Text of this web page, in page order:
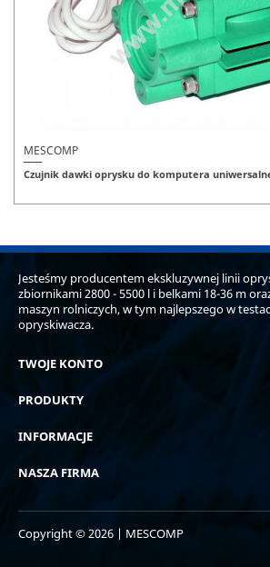
MESCOMP
Czujnik dawki oprysku do komputera
Jesteśmy producentem ekskluzywnej linii
zbiornikami 2800 - 5500 l i belkami 18-36 m
maszyn rolniczych, w tym najlepszego w
opryskiwacza.
TWOJE KONTO
PRODUKTY
INFORMACJE
NASZA FIRMA
Copyright © 2026 | MESCOMP